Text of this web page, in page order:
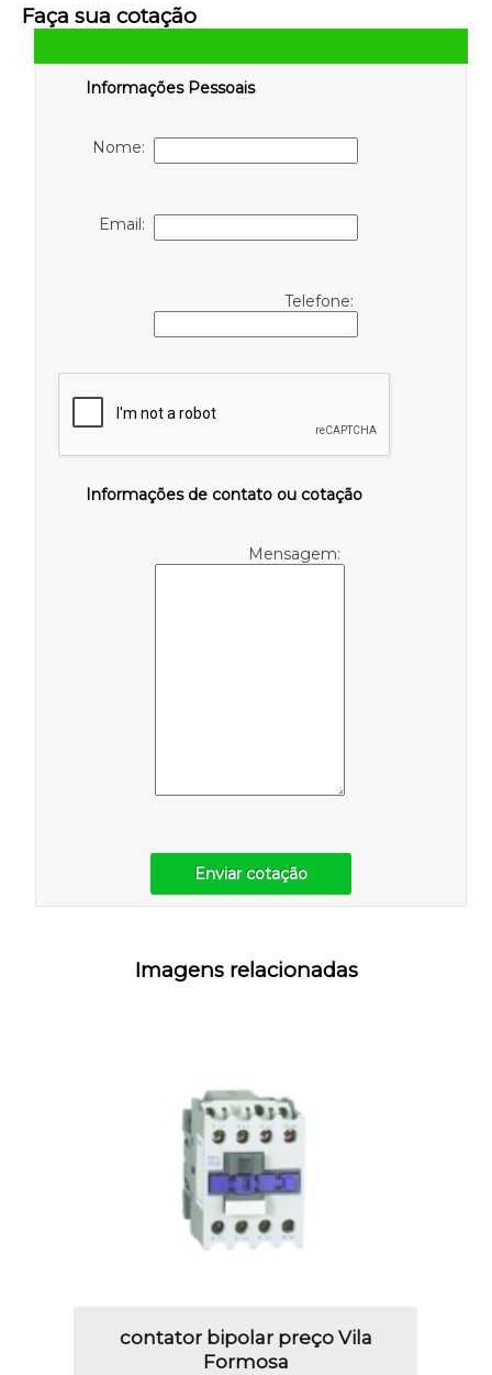
Faça sua cotação
Informações Pessoais
Nome:
Email:
Telefone:
Informações de contato ou cotação
Mensagem:
Enviar cotação
Imagens relacionadas
contator bipolar preço Vila
Formosa